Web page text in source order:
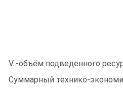
V -объём подведенного
Суммарный технико-